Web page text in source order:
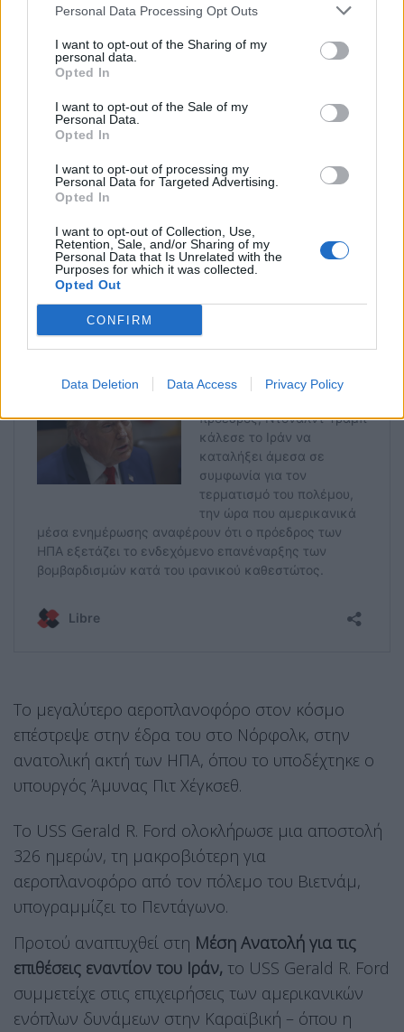
Personal Data Processing Opt Outs
I want to opt-out of the Sharing of my
personal data.
Opted In
I want to opt-out of the Sale of my
Personal Data.
Opted In
I want to opt-out of processing my
Personal Data for Targeted Advertising.
Opted In
I want to opt-out of Collection, Use,
Retention, Sale, and/or Sharing of my
Personal Data that Is Unrelated with the
Purposes for which it was collected.
Opted Out
CONFIRM
Data Deletion Data Access Privacy Policy
επέστρεψε στις ΗΠΑ
Το USS Gerald R. Ford (CVN-78), το οποίο είχε
έναρξη του πολέμου εναντίον του Ιράν, επέστρεψε
το Σάββατο στις ΗΠΑ,
μακροβιότερη αποστολή αμερικανικού
αεροπλανοφόρου στα χρονικά
, όπως ανακοίνωσε
το Πεντάγωνο.
Το μεγαλύτερο αεροπλανοφόρο στον κόσμο
επέστρεψε στην έδρα του στο Νόρφολκ, στην
ανατολική ακτή των ΗΠΑ, όπου το υποδέχτηκε ο
υπουργός Άμυνας Πιτ Χέγκσεθ.
Το USS Gerald R. Ford ολοκλήρωσε μια αποστολή
326 ημερών, τη μακροβιότερη για
αεροπλανοφόρο από τον πόλεμο του Βιετνάμ,
υπογραμμίζει το Πεντάγωνο.
Προτού αναπτυχθεί στη Μέση Ανατολή για τις
επιθέσεις εναντίον του Ιράν, το USS Gerald R. Ford
συμμετείχε στις επιχειρήσεις των αμερικανικών
ενόπλων δυνάμεων στην Καραϊβική – όπου η